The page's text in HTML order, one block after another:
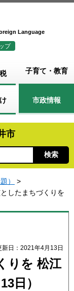
Language
プ
子育て・教育
市政情報
市
）
>
したまちづくりを
新日：2021年4月13日
りを 松江
日）